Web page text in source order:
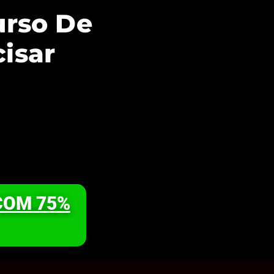
De
75%